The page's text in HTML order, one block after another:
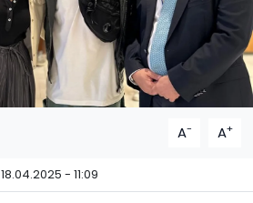
A- A+
18.04.2025 - 11:09